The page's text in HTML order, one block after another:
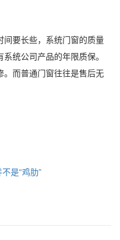
要长些，系统门窗的质量
统公司产品的年限质保。
。而普通门窗往往是售后无
是“鸡肋”